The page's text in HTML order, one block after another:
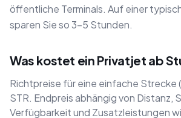
öffentliche Terminals. Auf einer
sparen Sie so 3–5 Stunden.
Was kostet ein Privatjet ab
Richtpreise für eine einfache Strecke
STR. Endpreis abhängig von Distanz,
Verfügbarkeit und Zusatzleistungen